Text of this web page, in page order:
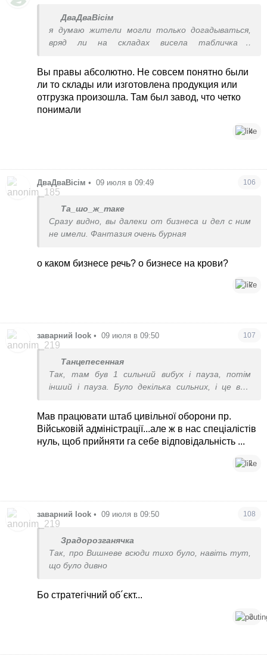
ДваДваВісім
я думаю жители могли только догадываться,
вряд ли на складах висела табличка -
Вы правы абсолютно. Не совсем понятно были
ли то склады или изготовлена продукция или
отгрузка произошла. Там был завод, что четко
понимали
4
ДваДваВісім • 09 июля в 09:49 106
Та_шо_ж_таке
Сразу видно, вы далеки от бизнеса и дел с ним
не имели. Фантазия очень бурная
о каком бизнесе речь? о бизнесе на крови?
7
заварний look • 09 июля в 09:50 107
Танцепесенная
Так, там був 1 сильний вибух і пауза, потім
інший і пауза. Було декілька сильних, і це вже
коли вже на вулиці був армагедон. І це було,як
знущання, бо вже просто вибухи були безкінечно.
І при цьому чутно добре було слова із
прислухалися. Місцева влада мала б не давати
Але більшість повернулася до додому до відбою,
бо телеграм-канали написали, що це дорозвідка.
Так, можливо, це неправильно, що люди вийшли
до відбою. Але більшість хотіла поспати до
роботи. Їм треба переглянути експлуатацію
гучномовця і всю роботу при екстренній
Мав працювати штаб цивільної оборони пр.
Військовій адміністрації...але ж в нас спеціалістів
нуль, щоб прийняти га себе відповідальність ...
1
заварний look • 09 июля в 09:50 108
Зрадорозганячка
Так, про Вишневе всюди тихо було, навіть тут,
що було дивно
Бо стратегічний об´єкт...
2